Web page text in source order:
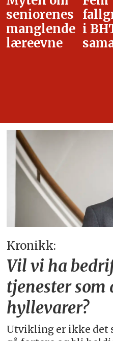
fallgruver
i BHT-
samarbeidet
Kronikk:
Vil vi ha
tjenester
hyllevarer?
Utvikling er ikke det